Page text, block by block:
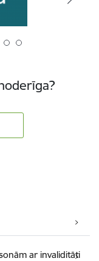
ar invaliditāti